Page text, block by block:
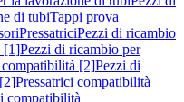
di tubiTappi prova
PressatriciPezzi di ricambio
[1]Pezzi di ricambio per
compatibilità [2]Pezzi di
Pressatrici compatibilità
compatibilità